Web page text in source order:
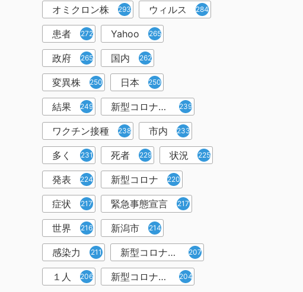
オミクロン株 293 ウィルス 284
患者 272 Yahoo 265
政府 265 国内 262
変異株 250 日本 250
結果 249 新型コロナウイルスワクチン 239
ワクチン接種 238 市内 233
多く 231 死者 229 状況 225
発表 224 新型コロナ 220
症状 217 緊急事態宣言 217
世界 216 新潟市 214
感染力 211 新型コロナウイルス感染者 207
１人 206 新型コロナウイルス対策 204